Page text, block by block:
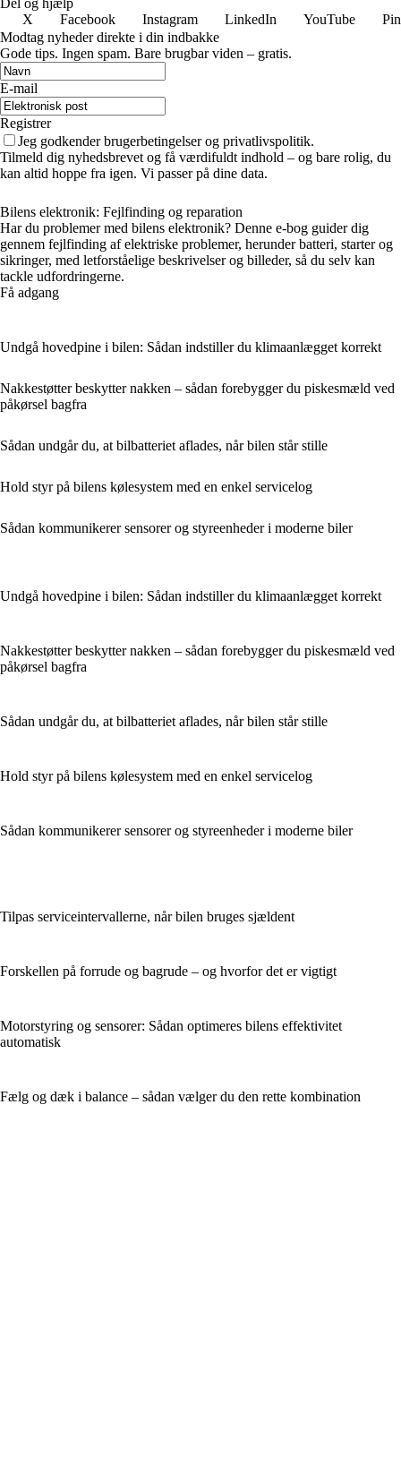
X
Facebook Instagram LinkedIn YouTube
Modtag nyheder direkte i din indbakke
Gode tips. Ingen spam. Bare brugbar viden – gratis.
E-mail
Registrer
Jeg godkender brugerbetingelser og privatlivspolitik.
Tilmeld dig nyhedsbrevet og få værdifuldt indhold – og bare rolig, du
kan altid hoppe fra igen. Vi passer på dine data.
Bilens elektronik: Fejlfinding og reparation
Har du problemer med bilens elektronik? Denne e-bog guider dig
gennem fejlfinding af elektriske problemer, herunder batteri, starter og
sikringer, med letforståelige beskrivelser og billeder, så du selv kan
tackle udfordringerne.
Få adgang
Undgå hovedpine i bilen: Sådan indstiller du klimaanlægget korrekt
Nakkestøtter beskytter nakken – sådan forebygger du piskesmæld ved
påkørsel bagfra
Sådan undgår du, at bilbatteriet aflades, når bilen står stille
Hold styr på bilens kølesystem med en enkel servicelog
Sådan kommunikerer sensorer og styreenheder i moderne biler
Undgå hovedpine i bilen: Sådan indstiller du klimaanlægget korrekt
Nakkestøtter beskytter nakken – sådan forebygger du piskesmæld ved
påkørsel bagfra
Sådan undgår du, at bilbatteriet aflades, når bilen står stille
Hold styr på bilens kølesystem med en enkel servicelog
Sådan kommunikerer sensorer og styreenheder i moderne biler
Tilpas serviceintervallerne, når bilen bruges sjældent
Forskellen på forrude og bagrude – og hvorfor det er vigtigt
Motorstyring og sensorer: Sådan optimeres bilens effektivitet
automatisk
Fælg og dæk i balance – sådan vælger du den rette kombination